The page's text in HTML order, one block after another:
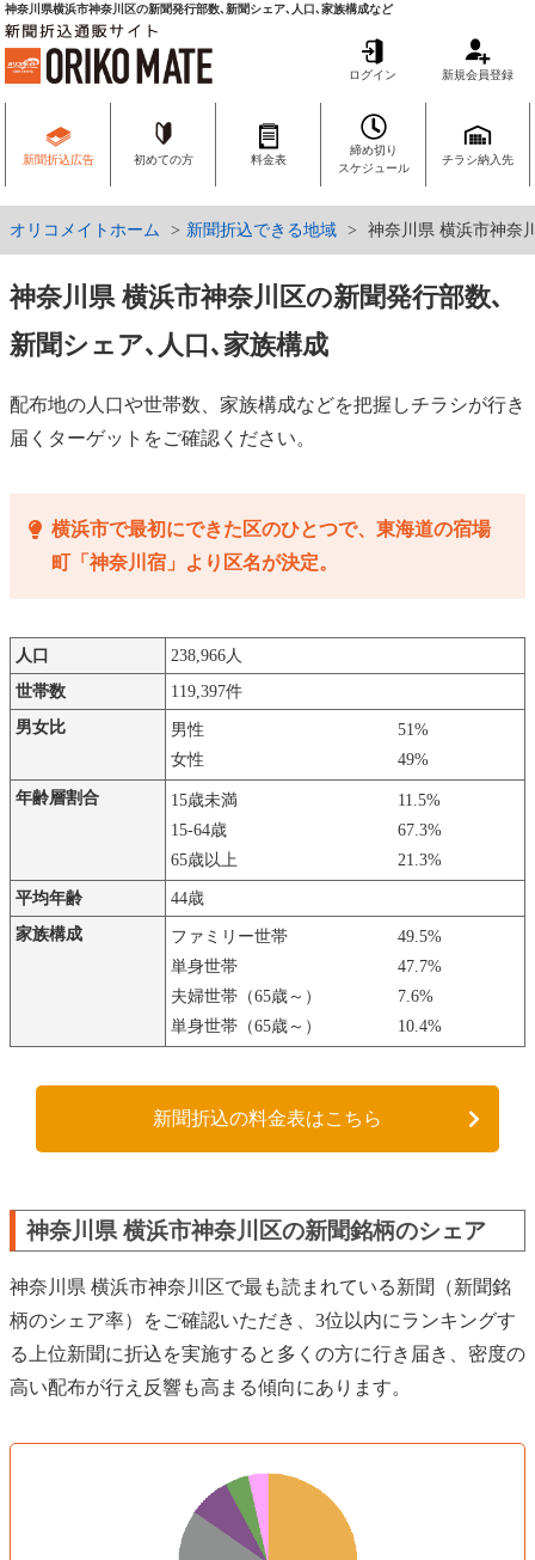
神奈川県横浜市神奈川区の新聞発行部数､新聞シェア､人口､家族構成など
ログイン 新規会員登録
新聞折込広告 初めての方 料金表
締め切り
スケジュール
チラシ納入先
オリコメイトホーム 新聞折込できる地域 神奈川県 横浜市神奈
神奈川県 横浜市神奈川区の新聞発行部数､
新聞シェア､人口､家族構成
配布地の人口や世帯数、家族構成などを把握しチラシが行き
届くターゲットをご確認ください。
横浜市で最初にできた区のひとつで、東海道の宿場
町「神奈川宿」より区名が決定。
人口
238,966人
世帯数
119,397件
男女比
男性
51%
女性
49%
年齢層割合
15歳未満
11.5%
15-64歳
67.3%
65歳以上
21.3%
平均年齢
44歳
家族構成
ファミリー世帯
49.5%
単身世帯
47.7%
夫婦世帯（65歳～）
7.6%
単身世帯（65歳～）
10.4%
新聞折込の料金表はこちら
神奈川県 横浜市神奈川区の新聞銘柄のシェア
神奈川県 横浜市神奈川区で最も読まれている新聞（新聞銘
柄のシェア率）をご確認いただき、3位以内にランキングす
る上位新聞に折込を実施すると多くの方に行き届き、密度の
高い配布が行え反響も高まる傾向にあります。